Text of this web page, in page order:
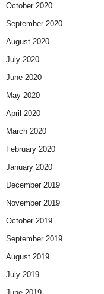
October 2020
September 2020
August 2020
July 2020
June 2020
May 2020
April 2020
March 2020
February 2020
January 2020
December 2019
November 2019
October 2019
September 2019
August 2019
July 2019